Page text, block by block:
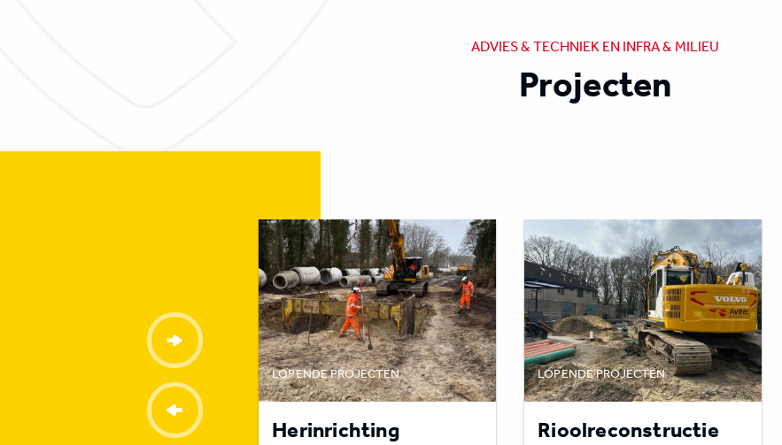
ADVIES & TECHNIEK EN INFRA & MILIEU
Projecten
LOPENDE PROJECTEN
Herinrichting
LOPENDE PROJECTEN
Rioolreconstructie